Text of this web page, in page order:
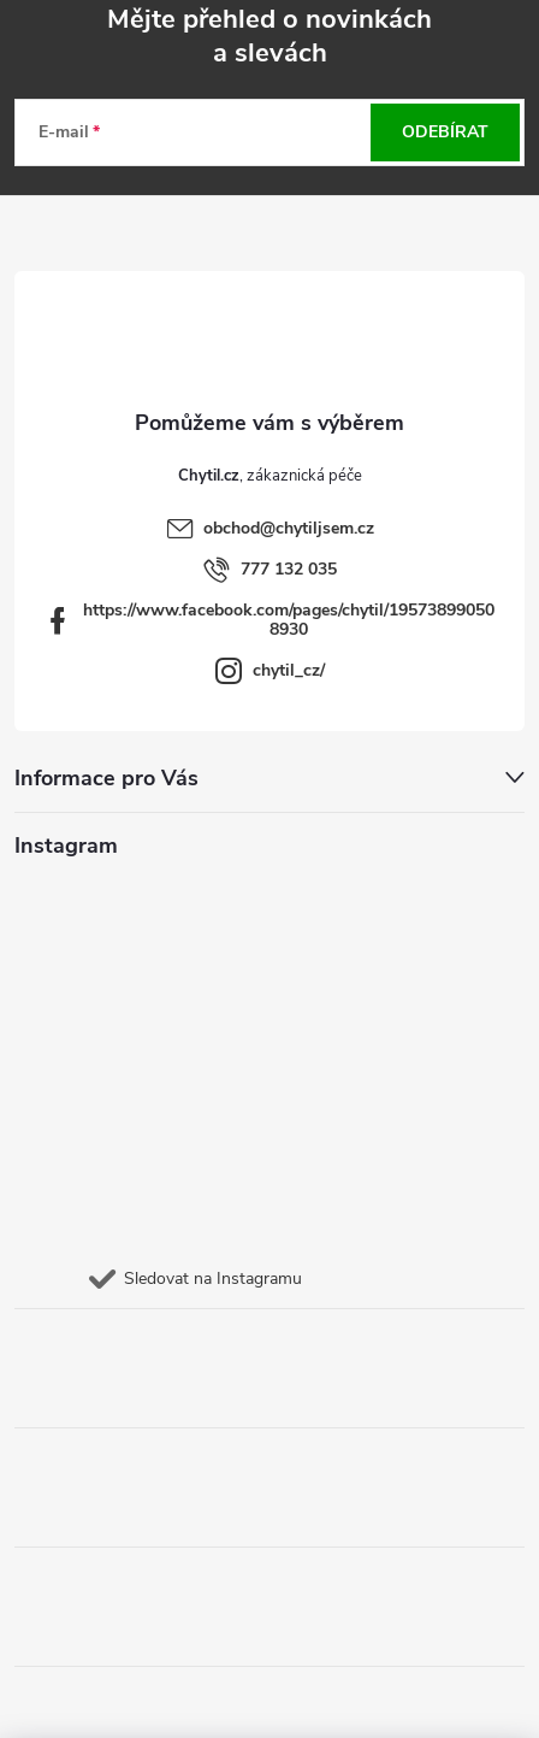
p
Mějte přehled o novinkách
a slevách
E-mail ODEBÍRAT
Chytil.cz
obchod@chytiljsem.cz
777 132 035
https://www.facebook.com/pages/chytil/19573899050
8930
chytil_cz/
Informace pro Vás
Instagram
Sledovat na Instagramu